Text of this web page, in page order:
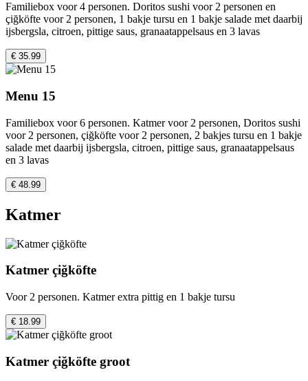
Familiebox voor 4 personen. Doritos sushi voor 2 personen en
çiğköfte voor 2 personen, 1 bakje tursu en 1 bakje salade met daarbij
ijsbergsla, citroen, pittige saus, granaatappelsaus en 3 lavas
€ 35.99
Menu 15
Familiebox voor 6 personen. Katmer voor 2 personen, Doritos sushi
voor 2 personen, çiğköfte voor 2 personen, 2 bakjes tursu en 1 bakje
salade met daarbij ijsbergsla, citroen, pittige saus, granaatappelsaus
en 3 lavas
€ 48.99
Katmer
Katmer çiğköfte
Voor 2 personen. Katmer extra pittig en 1 bakje tursu
€ 18.99
Katmer çiğköfte groot